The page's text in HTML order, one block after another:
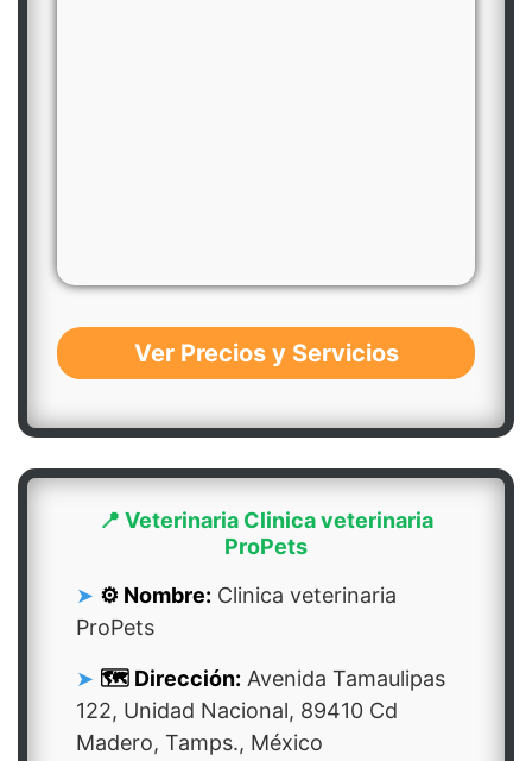
Ver Precios y Servicios
📍 Veterinaria Clinica veterinaria
ProPets
⚙️ Nombre: Clinica veterinaria
ProPets
🗺️ Dirección: Avenida Tamaulipas
122, Unidad Nacional, 89410 Cd
Madero, Tamps., México